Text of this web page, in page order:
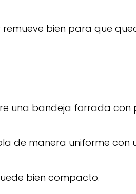
bien para que
una bandeja forrada con
de manera uniforme con
bien compacto.